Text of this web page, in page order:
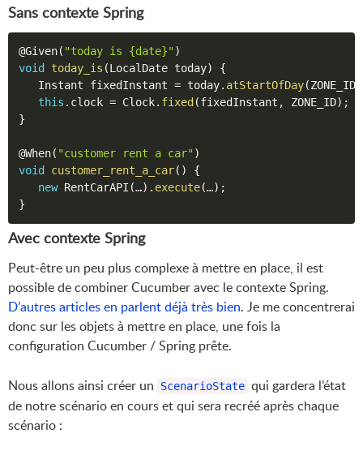
Sans contexte Spring
@Given( "today is {date}")
void
today_is (LocalDate today)
{
   Instant fixedInstant
= today. atStartOfDay(ZONE_ID
this . clock = Clock. fixed (fixedInstant , ZONE_ID) ;
}
@When( "customer rent a car")
void
customer_rent_a_car( )
{
new RentCarAPI (…) . execute(…) ;
}
Avec contexte Spring
Peut-être un peu plus complexe à mettre en place, il est
possible de combiner Cucumber avec le contexte Spring.
D’autres articles en parlent déjà très bien. Je me concentrerai
donc sur les objets à mettre en place, une fois la
configuration Cucumber / Spring prête.
Nous allons ainsi créer un ScenarioState qui gardera l’état
de notre scénario en cours et qui sera recréé après chaque
scénario :